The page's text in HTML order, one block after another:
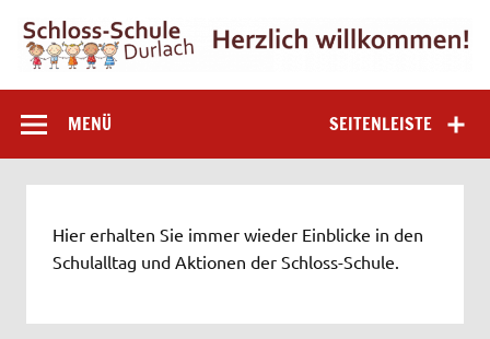
Inhalt
springen
Schloss-Schule
Durlach
Grundschule in Karlsruhe-Durlach
SEITENLEISTE
MENÜ
Hier erhalten Sie immer wieder Einblicke in den
Schulalltag und Aktionen der Schloss-Schule.